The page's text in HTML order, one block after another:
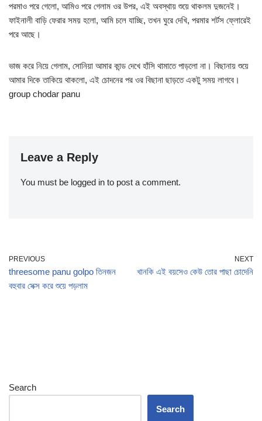
পরমাও পরে গেলো, আমিও পরে গেলাম ওর উপর, এই অবস্থায় শুয়ে থাকলম দুজনেই।
ফাইনালী বাড়ি ফেরার সময় হলো, আমি চলে যাচ্ছি, তখন ঘুরে দেখি, পরমার শর্টস ফ্লোরেই
পরে আছে।
ভাজ করে নিয়ে গেলাম, সোনিয়া আমার কান্ড দেখে হাঁসি থামাতে পাড়লো না। বিছানায় শুয়ে
আমার দিকে তাকিয়ে থাকলো, এই চোদনের পর ওর বিছানা ছাড়তে একটু সময় লাগবে।
group chodar panu
Leave a Reply
You must be logged in to post a comment.
PREVIOUS
threesome panu golpo তিনজন
বহুবার সেক্স করে শুয়ে পড়লাম
NEXT
খানকি এই বয়সেও কেউ তোর পাছা চোদেনি
Search
Search